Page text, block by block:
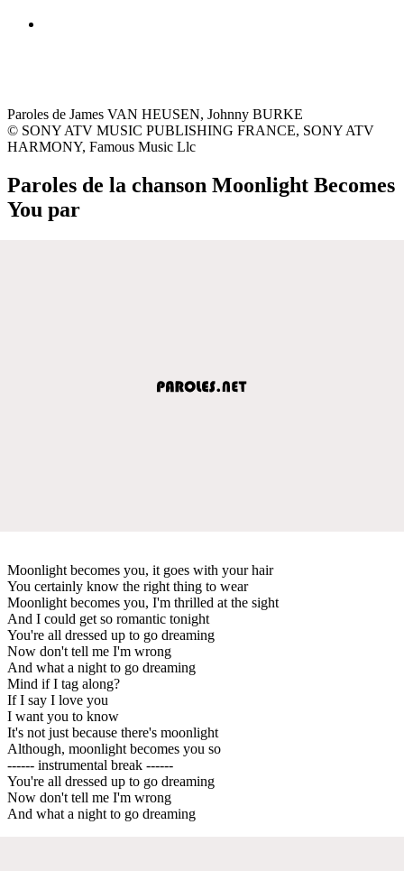
Paroles de James VAN HEUSEN, Johnny BURKE
© SONY ATV MUSIC PUBLISHING FRANCE, SONY ATV
HARMONY, Famous Music Llc
Paroles de la chanson Moonlight Becomes
You par
Moonlight becomes you, it goes with your hair
You certainly know the right thing to wear
Moonlight becomes you, I'm thrilled at the sight
And I could get so romantic tonight
You're all dressed up to go dreaming
Now don't tell me I'm wrong
And what a night to go dreaming
Mind if I tag along?
If I say I love you
I want you to know
It's not just because there's moonlight
Although, moonlight becomes you so
------ instrumental break ------
You're all dressed up to go dreaming
Now don't tell me I'm wrong
And what a night to go dreaming